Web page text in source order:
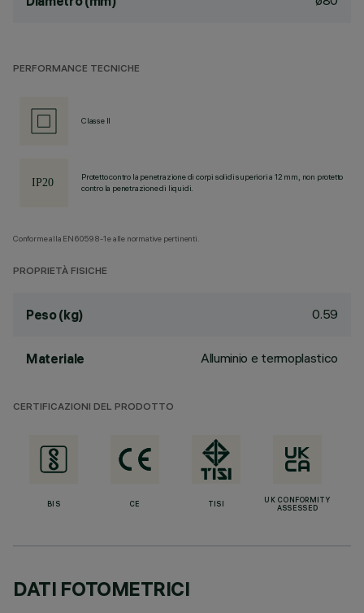
PERFORMANCE TECNICHE
Classe II
Protetto contro la penetrazione di corpi solidi superiori a 12 mm, non protetto
contro la penetrazione di liquidi.
Conforme alla EN60598-1 e alle normative pertinenti.
PROPRIETÀ FISICHE
Peso (kg) 0.59
Materiale Alluminio e termoplastico
CERTIFICAZIONI DEL PRODOTTO
BIS CE TISI
UK CONFORMITY
ASSESSED
DATI FOTOMETRICI